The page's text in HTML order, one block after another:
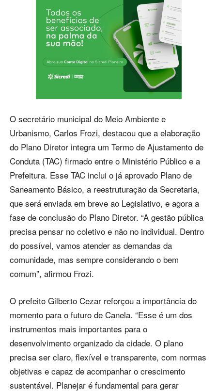
O secretário municipal do Meio Ambiente e
Urbanismo, Carlos Frozi, destacou que a elaboração
do Plano Diretor integra um Termo de Ajustamento de
Conduta (TAC) firmado entre o Ministério Público e a
Prefeitura. Esse TAC inclui o já aprovado Plano de
Saneamento Básico, a reestruturação da Secretaria,
que será enviada em breve ao Legislativo, e agora a
fase de conclusão do Plano Diretor. “A gestão pública
precisa pensar no coletivo e não no individual. Dentro
do possível, vamos atender as demandas da
comunidade, mas sempre considerando o bem
comum”, afirmou Frozi.
O prefeito Gilberto Cezar reforçou a importância do
momento para o futuro de Canela. “Esse é um dos
instrumentos mais importantes para o
desenvolvimento organizado da cidade. O plano
precisa ser claro, flexível e transparente, com normas
objetivas e capaz de acompanhar o crescimento
sustentável. Planejar é fundamental para gerar